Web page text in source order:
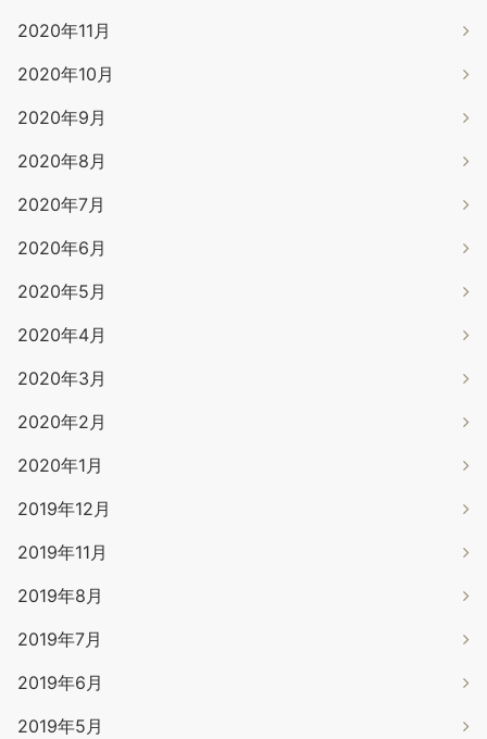
2020年11月
2020年10月
2020年9月
2020年8月
2020年7月
2020年6月
2020年5月
2020年4月
2020年3月
2020年2月
2020年1月
2019年12月
2019年11月
2019年8月
2019年7月
2019年6月
2019年5月